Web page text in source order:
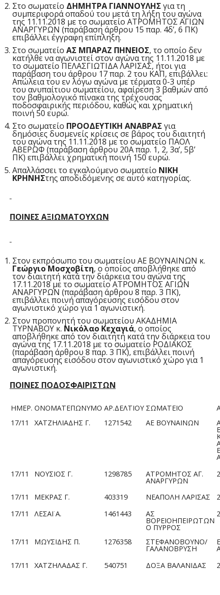
Στο σωματείο ΔΗΜΗΤΡΑ ΓΙΑΝΝΟΥΛΗΣ για τη
συμπεριφορά οπαδού του μετά τη λήξη του αγώνα
της 11.11.2018 με το σωματείο ΑΤΡΟΜΗΤΟΣ ΑΓΙΩΝ
ΑΝΑΡΓΥΡΩΝ (παράβαση άρθρου 15 παρ. 4δ’, 6 ΠΚ)
επιβάλλει έγγραφη επίπληξη.
Στο σωματείο ΑΣ ΜΠΑΡΑΖ ΠΗΝΕΙΟΣ, το οποίο δεν
κατήλθε να αγωνιστεί στον αγώνα της 11.11.2018 με
το σωματείο ΠΕΛΑΣΓΙΩΤΙΔΑ ΛΑΡΙΣΑΣ, ήτοι για
παράβαση του άρθρου 17 παρ. 2 του ΚΑΠ, επιβάλλει:
Απώλεια του εν λόγω αγώνα με τέρματα 0-3 υπέρ
του ανυπαίτιου σωματείου, αφαίρεση 3 βαθμών από
τον βαθμολογικό πίνακα της τρέχουσας
ποδοσφαιρικής περιόδου, καθώς και χρηματική
ποινή 50 ευρώ.
Στο σωματείο ΠΡΟΟΔΕΥΤΙΚΗ ΑΝΑΒΡΑΣ για
δημόσιες δυσμενείς κρίσεις σε βάρος του διαιτητή
του αγώνα της 11.11.2018 με το σωματείο ΠΑΟΛ
ΑΒΕΡΩΦ (παράβαση άρθρου 20Α παρ. 1, 2, 3α’, 5β’
ΠΚ) επιβάλλει χρηματική ποινή 150 ευρώ.
Απαλλάσσει το εγκαλούμενο σωματείο ΝΙΚΗ
ΚΡΗΝΗΣτης αποδιδόμενης σε αυτό κατηγορίας.
ΠΟΙΝΕΣ ΑΞΙΩΜΑΤΟΥΧΩΝ
Στον εκπρόσωπο του σωματείου ΑΕ ΒΟΥΝΑΙΝΩΝ κ.
Γεώργιο Μοσχοβίτη, ο οποίος αποβλήθηκε από
τον διαιτητή κατά την διάρκεια του αγώνα της
17.11.2018 με το σωματείο ΑΤΡΟΜΗΤΟΣ ΑΓΙΩΝ
ΑΝΑΡΓΥΡΩΝ (παράβαση άρθρου 8 παρ. 3 ΠΚ),
επιβάλλει ποινή απαγόρευσης εισόδου στον
αγωνιστικό χώρο για 1 αγωνιστική.
Στον προπονητή του σωματείου ΑΚΑΔΗΜΙΑ
ΤΥΡΝΑΒΟΥ κ. Νικόλαο Κεχαγιά, ο οποίος
αποβλήθηκε από τον διαιτητή κατά την διάρκεια του
αγώνα της 17.11.2018 με το σωματείο ΡΟΔΙΑΚΟΣ
(παράβαση άρθρου 8 παρ. 3 ΠΚ), επιβάλλει ποινή
απαγόρευσης εισόδου στον αγωνιστικό χώρο για 1
αγωνιστική.
ΠΟΙΝΕΣ ΠΟΔΟΣΦΑΙΡΙΣΤΩΝ
ΗΜΕΡ. ΟΝΟΜΑΤΕΠΩΝΥΜΟ ΑΡ.ΔΕΛΤΙΟΥ ΣΩΜΑΤΕΙΟ
17/11
ΧΑΤΖΗΛΙΑΔΗΣ Γ. 1271542 ΑΕ ΒΟΥΝΑΙΝΩΝ
17/11
ΝΟΥΣΙΟΣ Γ. 1298785 ΑΤΡΟΜΗΤΟΣ ΑΓ.
ΑΝΑΡΓΥΡΩΝ
2
17/11 ΜΕΚΡΑΣ Γ. 403319 ΝΕΑΠΟΛΗ ΛΑΡΙΣΑΣ
2
17/11
ΛΕΣΑΪ Α. 1461443 ΑΣ
ΒΟΡΕΙΟΗΠΕΙΡΩΤΩΝ
Ο ΠΥΡΡΟΣ
2
17/11 ΜΩΥΣΙΔΗΣ Π. 1276358 ΣΤΕΦΑΝΟΒΟΥΝΟ/
ΓΑΛΑΝΟΒΡΥΣΗ
17/11
ΧΑΤΖΗΛΑΔΑΣ Γ. 540751 ΔΟΞΑ ΒΑΛΑΝΙΔΑΣ 2